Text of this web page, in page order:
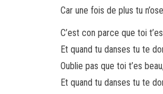
Car une fois de plus tu
C’est con parce que toi
Et quand tu danses tu te
Oublie pas que toi t’es
Et quand tu danses tu te